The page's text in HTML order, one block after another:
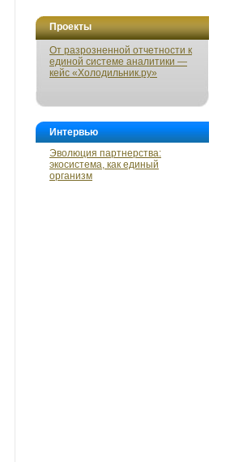
Проекты
От разрозненной отчетности к
единой системе аналитики —
кейс «Холодильник.ру»
Интервью
Эволюция партнерства:
экосистема, как единый
организм